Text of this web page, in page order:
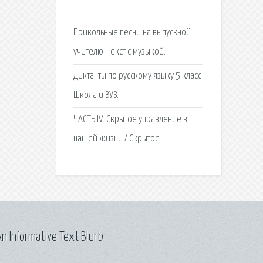
Прикольные песни на выпускной
учителю. Текст с музыкой.
Диктанты по русскому языку 5 класс
Школа и ВУЗ.
ЧАСТЬ IV. Скрытое управление в
нашей жизни / Скрытое.
Informative Text Blurb